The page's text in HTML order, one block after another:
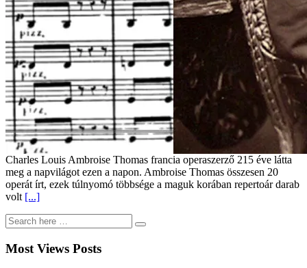
Charles Louis Ambroise Thomas francia operaszerző 215 éve látta
meg a napvilágot ezen a napon. Ambroise Thomas összesen 20
operát írt, ezek túlnyomó többsége a maguk korában repertoár darab
volt [...]
Most Views Posts